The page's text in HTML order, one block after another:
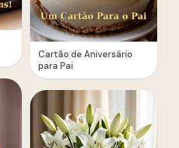
Cartão de Aniversário
para Pai